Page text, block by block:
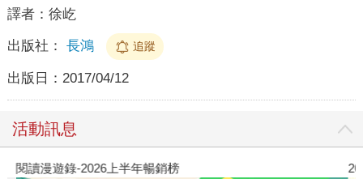
譯者： 徐屹
出版社： 長鴻 追蹤
出版日： 2017/04/12
活動訊息
閱讀漫遊錄-2026上半年暢銷榜